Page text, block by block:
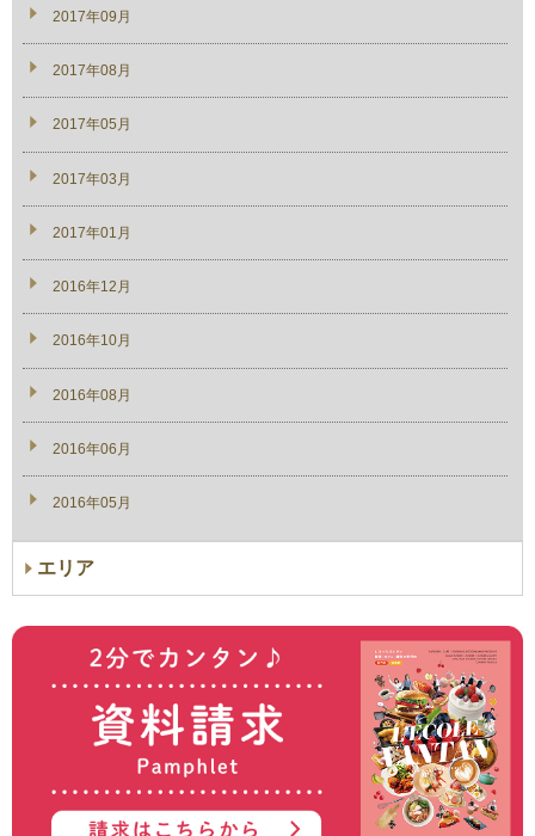
2017年09月
2017年08月
2017年05月
2017年03月
2017年01月
2016年12月
2016年10月
2016年08月
2016年06月
2016年05月
エリア